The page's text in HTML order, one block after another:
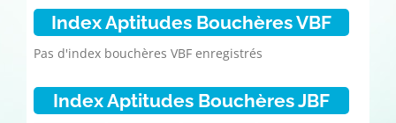
Index Aptitudes Bouchères VBF
Pas d'index bouchères VBF enregistrés
Index Aptitudes Bouchères JBF